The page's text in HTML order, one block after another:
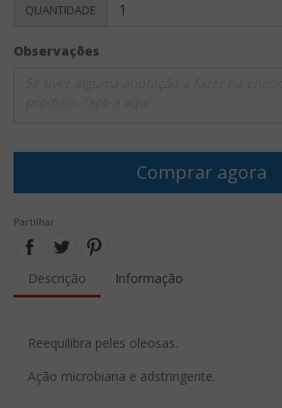
QUANTIDADE
Observações
Comprar agora
Partilhar
Descrição Informação
Reequilibra peles oleosas.
Ação microbiana e adstringente.